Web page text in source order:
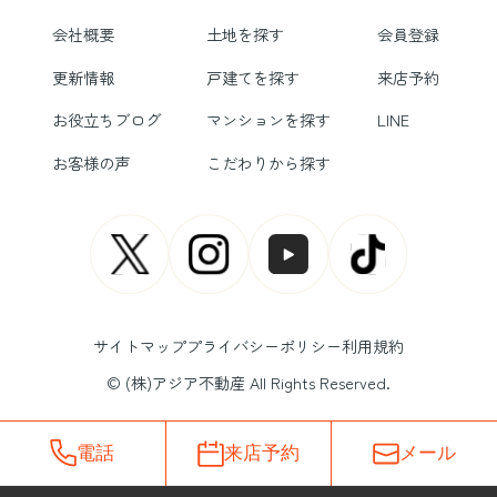
会社概要
土地を探す
会員登録
更新情報
戸建てを探す
来店予約
お役立ちブログ
マンションを探す
LINE
お客様の声
こだわりから探す
サイトマッププライバシーポリシー利用規約
© (株)アジア不動産 All Rights Reserved.
電話 来店予約 メール